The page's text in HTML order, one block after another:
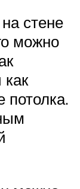
стене
можно
потолка.